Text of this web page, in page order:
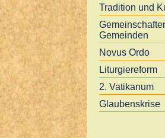
Tradition und
Gemeinden
Novus Ordo
Liturgiereform
2. Vatikanum
Glaubenskrise